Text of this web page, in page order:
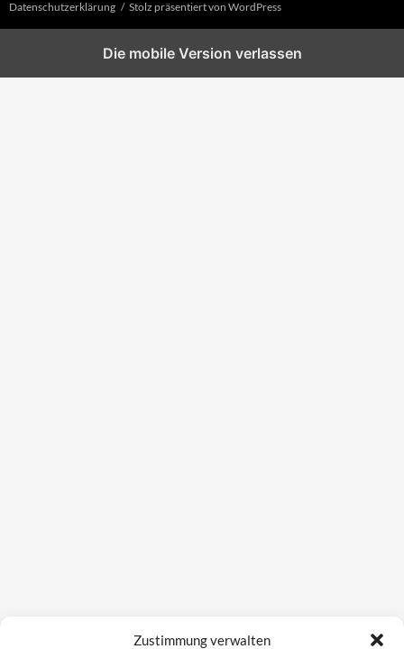
Datenschutzerklärung Stolz präsentiert von WordPress
Zustimmung verwalten
Die mobile Version verlassen